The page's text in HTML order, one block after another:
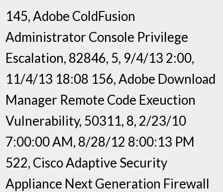
145, Adobe ColdFusion
Administrator Console Privilege
Escalation, 82846, 5, 9/4/13 2:00,
11/4/13 18:08 156, Adobe Download
Manager Remote Code Exeuction
Vulnerability, 50311, 8, 2/23/10
7:00:00 AM, 8/28/12 8:00:13 PM
522, Cisco Adaptive Security
Appliance Next Generation Firewall